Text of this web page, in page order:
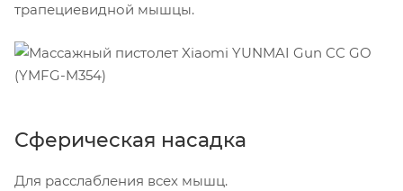
трапециевидной мышцы.
Сферическая насадка
Для расслабления всех мышц.